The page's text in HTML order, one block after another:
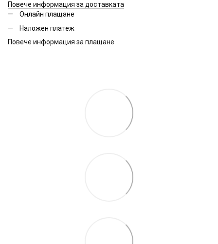
Повече информация за доставката
Онлайн плащане
Наложен платеж
Повече информация за плащане